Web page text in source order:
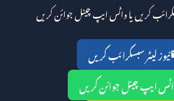
کریں یا واٹس ایپ چینل جوائن کریں
نیوز لیٹر سبسکرائب کریں
ایپ چینل جوائن کریں